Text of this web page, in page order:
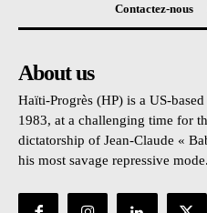
Contactez-nous
About us
Haïti-Progrès (HP) is a US-
1983, at a challenging time for
dictatorship of Jean-Claude «
his most savage repressive mode.